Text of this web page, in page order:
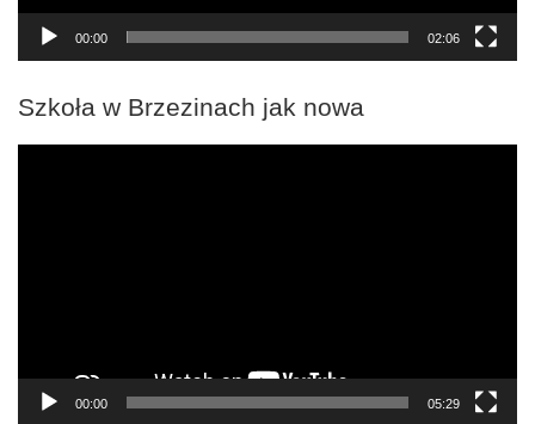
00:00 02:06
Szkoła w Brzezinach jak nowa
00:00 05:29